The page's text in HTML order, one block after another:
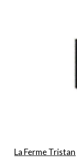
La Ferme Tristan